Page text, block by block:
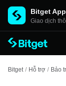
Bitget App
Giao dịch
Bitget / Hỗ trợ / Bảo